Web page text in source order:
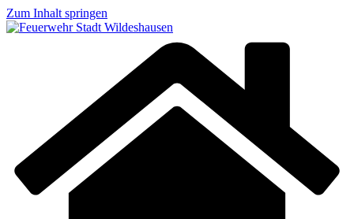
Zum Inhalt springen